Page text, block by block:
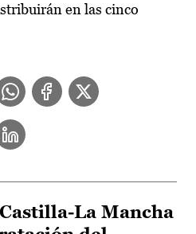
en las cinco
La Mancha